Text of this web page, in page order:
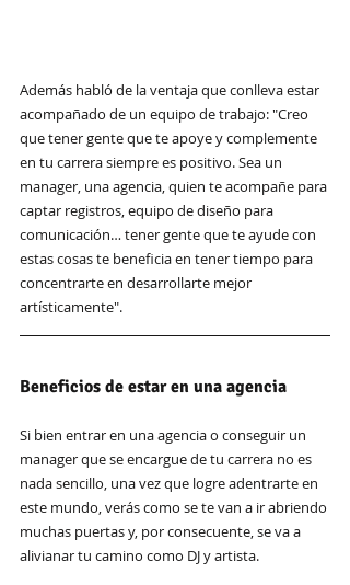
Además habló de la ventaja que conlleva estar
acompañado de un equipo de trabajo: "Creo
que tener gente que te apoye y complemente
en tu carrera siempre es positivo. Sea un
manager, una agencia, quien te acompañe para
captar registros, equipo de diseño para
comunicación… tener gente que te ayude con
estas cosas te beneficia en tener tiempo para
concentrarte en desarrollarte mejor
artísticamente".
Beneficios de estar en una agencia
Si bien entrar en una agencia o conseguir un
manager que se encargue de tu carrera no es
nada sencillo, una vez que logre adentrarte en
este mundo, verás como se te van a ir abriendo
muchas puertas y, por consecuente, se va a
alivianar tu camino como DJ y artista.